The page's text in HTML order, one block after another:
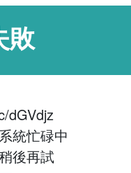
敗
dGVdjz
統忙碌中
後再試